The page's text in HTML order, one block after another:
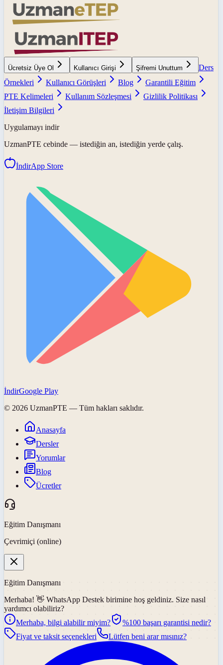
Ücretsiz Üye Ol Kullanıcı Girişi Şifremi Unuttum
Ders
Örnekleri
Kullanıcı Görüşleri Blog
Garantili Eğitim
PTE Kelimeleri
Kullanım Sözleşmesi
Gizlilik Politikası
İletişim Bilgileri
Uygulamayı indir
UzmanPTE cebinde — istediğin an, istediğin yerde çalış.
İndirApp Store
İndirGoogle Play
© 2026 UzmanPTE — Tüm hakları saklıdır.
Anasayfa
Dersler
Yorumlar
Blog
Ücretler
Eğitim Danışmanı
Çevrimiçi (online)
Eğitim Danışmanı
Merhaba! 👋 WhatsApp Destek birimine hoş geldiniz. Size nasıl
yardımcı olabiliriz?
Merhaba, bilgi alabilir miyim?
%100 başarı garantisi nedir?
Fiyat ve taksit seçenekleri
Lütfen beni arar mısınız?